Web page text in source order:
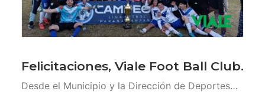
Felicitaciones, Viale Foot Ball Club.
Desde el Municipio y la Dirección de Deportes…